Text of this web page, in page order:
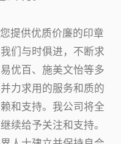
提供优质价廉的印章
们与时俱进，不断求
优百、施美文怡等多
力求用的服务和质的
和支持。我公司将全
续给予关注和支持。